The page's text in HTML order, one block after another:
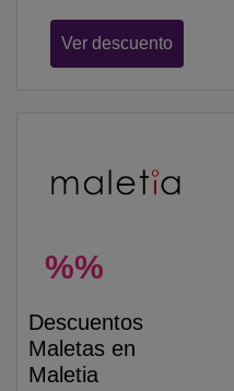
Ver descuento
%%
Descuentos
Maletas en
Maletia